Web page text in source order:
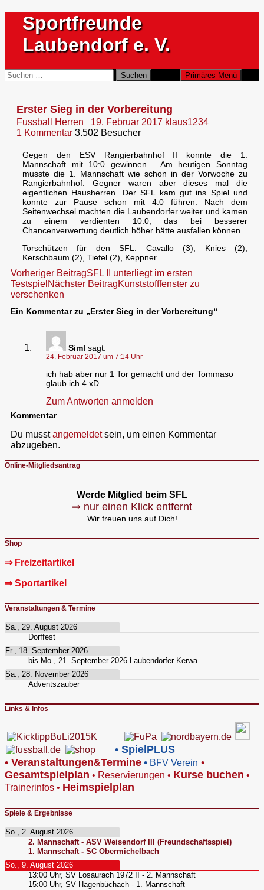
Inhalt
springen
Sportfreunde
Laubendorf e. V.
Suchen Primäres Menü
Suchen
nach:
Erster Sieg in der Vorbereitung
Fussball Herren 19. Februar 2017 klaus1234
1 Kommentar 3.502 Besucher
Gegen den ESV Rangierbahnhof II konnte die 1.
Mannschaft mit 10:0 gewinnen.
Am heutigen Sonntag
musste die 1. Mannschaft wie schon in der Vorwoche zu
Rangierbahnhof. Gegner waren aber dieses mal die
eigentlichen Hausherren. Der SFL kam gut ins Spiel und
konnte zur Pause schon mit 4:0 führen. Nach dem
Seitenwechsel machten die Laubendorfer weiter und kamen
zu einem verdienten 10:0, das bei besserer
Chancenverwertung deutlich höher hätte ausfallen können.
Torschützen für den SFL: Cavallo (3), Knies (2),
Kerschbaum (2), Tiefel (2), Keppner
Beitragsnavigation
Vorheriger BeitragSFL II unterliegt im ersten
Testspiel Nächster BeitragKunststofffenster zu
verschenken
Ein Kommentar zu „Erster Sieg in der Vorbereitung“
Siml sagt:
24. Februar 2017 um 7:14 Uhr
ich hab aber nur 1 Tor gemacht und der Tommaso
glaub ich 4 xD.
Zum Antworten anmelden
Kommentar
Du musstangemeldetsein, um einen Kommentar
abzugeben.
Online-Mitgliedsantrag
Werde Mitglied beim SFL
⇒ nur einen Klick entfernt
Wir freuen uns auf Dich!
Shop
⇒ Freizeitartikel
⇒ Sportartikel
Veranstaltungen & Termine
Sa., 29. August 2026
Dorffest
Fr., 18. September 2026
bis Mo., 21. September 2026 Laubendorfer Kerwa
Sa., 28. November 2026
Adventszauber
Links & Infos
• SpielPLUS
• Veranstaltungen&Termine • BFV Verein •
Gesamtspielplan • Reservierungen • Kurse buchen •
Trainerinfos • Heimspielplan
Spiele & Ergebnisse
So., 2. August 2026
2. Mannschaft - ASV Weisendorf III (Freundschaftsspiel)
1. Mannschaft - SC Obermichelbach
So., 9. August 2026
13:00 Uhr, SV Losaurach 1972 II - 2. Mannschaft
15:00 Uhr, SV Hagenbüchach - 1. Mannschaft